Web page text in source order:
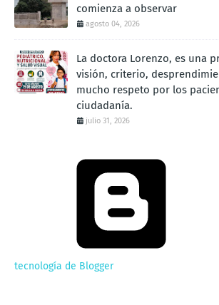
comienza a observar
agosto 04, 2026
La doctora Lorenzo, es una
visión, criterio,
mucho respeto por los
ciudadanía.
julio 31, 2026
tecnología de Blogger